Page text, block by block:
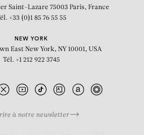
Still (The Falls 02)
Saint-Lazare 75003 Paris, France
+33 (0)1 85 76 55 55
NEW YORK
East New York, NY 10001, USA
Tél. +1 212 922 3745
à notre newsletter